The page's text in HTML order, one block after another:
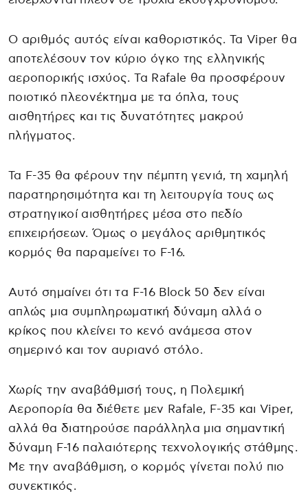
Ο αριθμός αυτός είναι καθοριστικός. Τα Viper θα
αποτελέσουν τον κύριο όγκο της ελληνικής
αεροπορικής ισχύος. Τα Rafale θα προσφέρουν
ποιοτικό πλεονέκτημα με τα όπλα, τους
αισθητήρες και τις δυνατότητες μακρού
πλήγματος.
Τα F-35 θα φέρουν την πέμπτη γενιά, τη χαμηλή
παρατηρησιμότητα και τη λειτουργία τους ως
στρατηγικοί αισθητήρες μέσα στο πεδίο
επιχειρήσεων. Όμως ο μεγάλος αριθμητικός
κορμός θα παραμείνει το F-16.
Αυτό σημαίνει ότι τα F-16 Block 50 δεν είναι
απλώς μια συμπληρωματική δύναμη αλλά ο
κρίκος που κλείνει το κενό ανάμεσα στον
σημερινό και τον αυριανό στόλο.
Χωρίς την αναβάθμισή τους, η Πολεμική
Αεροπορία θα διέθετε μεν Rafale, F-35 και Viper,
αλλά θα διατηρούσε παράλληλα μια σημαντική
δύναμη F-16 παλαιότερης τεχνολογικής στάθμης.
Με την αναβάθμιση, ο κορμός γίνεται πολύ πιο
συνεκτικός.